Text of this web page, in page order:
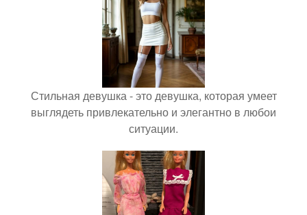
Стильная девушка - это девушка, которая умеет
выглядеть привлекательно и элегантно в любои
ситуации.